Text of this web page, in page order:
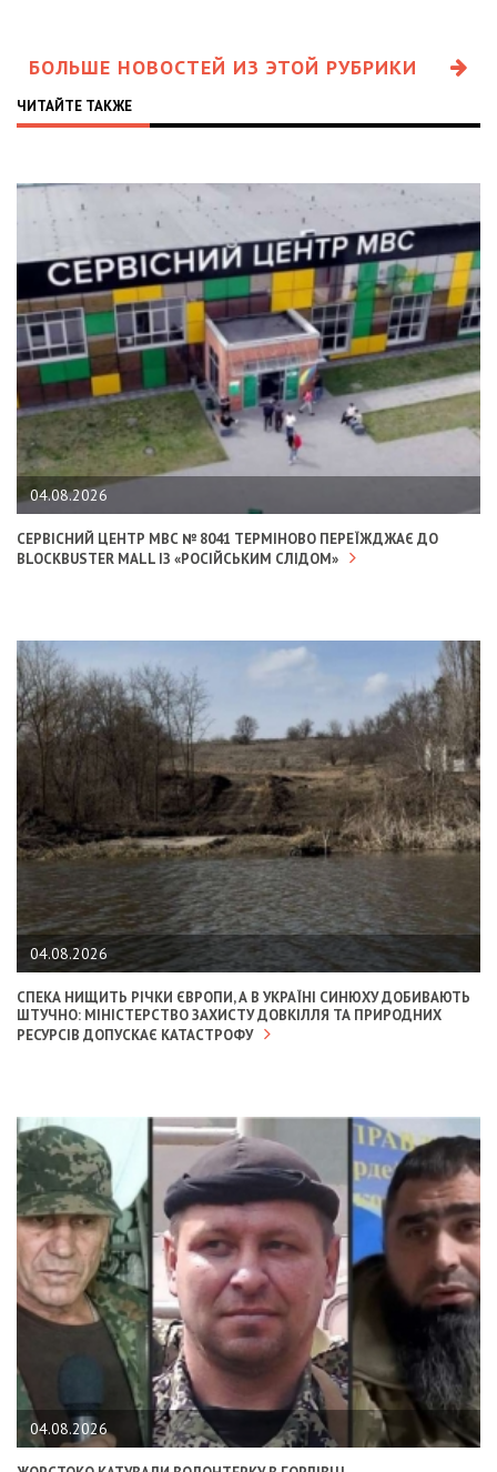
БОЛЬШЕ НОВОСТЕЙ ИЗ ЭТОЙ РУБРИКИ
ЧИТАЙТЕ ТАКЖЕ
04.08.2026
СЕРВІСНИЙ ЦЕНТР МВС № 8041 ТЕРМІНОВО ПЕРЕЇЖДЖАЄ ДО
BLOCKBUSTER MALL ІЗ «РОСІЙСЬКИМ СЛІДОМ»
04.08.2026
СПЕКА НИЩИТЬ РІЧКИ ЄВРОПИ, А В УКРАЇНІ СИНЮХУ ДОБИВАЮТЬ
ШТУЧНО: МІНІСТЕРСТВО ЗАХИСТУ ДОВКІЛЛЯ ТА ПРИРОДНИХ
РЕСУРСІВ ДОПУСКАЄ КАТАСТРОФУ
04.08.2026